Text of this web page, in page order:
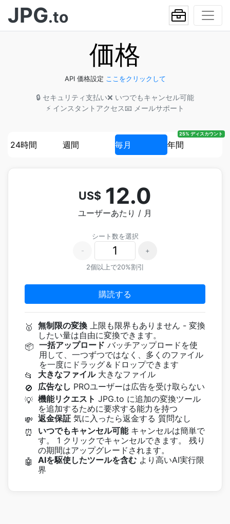
JPG.to
価格
API 価格設定 ここをクリックして
🔒 セキュリティ支払い❌ いつでもキャンセル可能
⚡ インスタントアクセス📧 メールサポート
24時間 週間 毎月 年間
25% ディスカウント
US$ 12.0
ユーザーあたり / 月
シート数を選択
-
+
2個以上で20%割引
購読する
🥇 無制限の変換 上限も限界もありません - 変換
したい量は自由に変換できます。
📦 一括アップロード バッチアップロードを使
用して、一つずつではなく、多くのファイル
を一度にドラッグ＆ドロップできます
📂
大きなファイル大きなファイル
🚫
広告なし PROユーザーは広告を受け取らない
💡 機能リクエスト JPG.to に追加の変換ツール
を追加するために要求する能力を持つ
💸 返金保証 気に入ったら返金する 質問なし
⏰
いつでもキャンセル可能キャンセルは簡単で
す。 1 クリックでキャンセルできます。 残り
の期間はアップグレードされます。
🤖
AIを駆使したツールを含む より高いAI実行限
界